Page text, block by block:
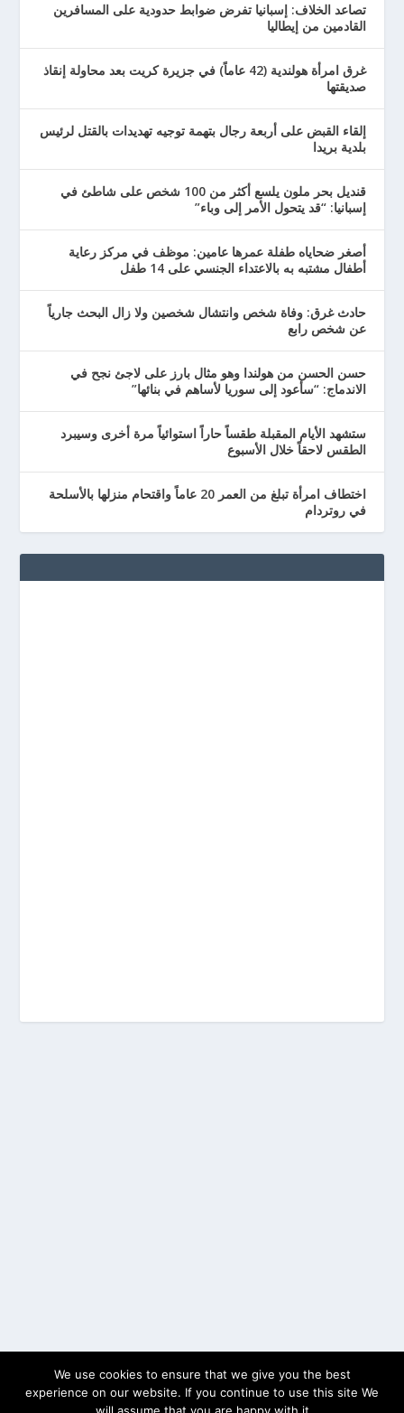
تصاعد الخلاف: إسبانيا تفرض ضوابط حدودية على المسافرين
القادمين من إيطاليا
غرق امرأة هولندية (42 عاماً) في جزيرة كريت بعد محاولة إنقاذ
صديقتها
إلقاء القبض على أربعة رجال بتهمة توجيه تهديدات بالقتل لرئيس
بلدية بريدا
قنديل بحر ملون يلسع أكثر من 100 شخص على شاطئ في
إسبانيا: “قد يتحول الأمر إلى وباء”
أصغر ضحاياه طفلة عمرها عامين: موظف في مركز رعاية
أطفال مشتبه به بالاعتداء الجنسي على 14 طفل
حادث غرق: وفاة شخص وانتشال شخصين ولا زال البحث جارياً
عن شخص رابع
حسن الحسن من هولندا وهو مثال بارز على لاجئ نجح في
الاندماج: “سأعود إلى سوريا لأساهم في بنائها”
ستشهد الأيام المقبلة طقساً حاراً استوائياً مرة أخرى وسيبرد
الطقس لاحقاً خلال الأسبوع
اختطاف امرأة تبلغ من العمر 20 عاماً واقتحام منزلها بالأسلحة
في روتردام
We use cookies to ensure that we give you the best
experience on our website. If you continue to use this site We